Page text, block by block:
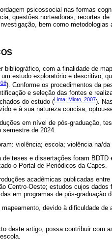
psicossocial nas formas
questões norteadoras, recortes
bem como metodologias
bibliográfico, com a finalidade de
estudo exploratório e descritivo,
). Conforme os procedimentos da
e seleção das fontes e
do estudo (Lima; Mioto, 2007).
e à sua natureza concisa, optou-
em nível de pós-graduação,
semestre de 2024.
violência; escola; violência na/da
teses e dissertações foram BDTD
o Portal de Periódicos da Capes.
acadêmicas publicadas
Centro-Oeste; estudos cujos
em programas de pós-graduação
devido à dificuldade de
deste artigo, possa contribuir com